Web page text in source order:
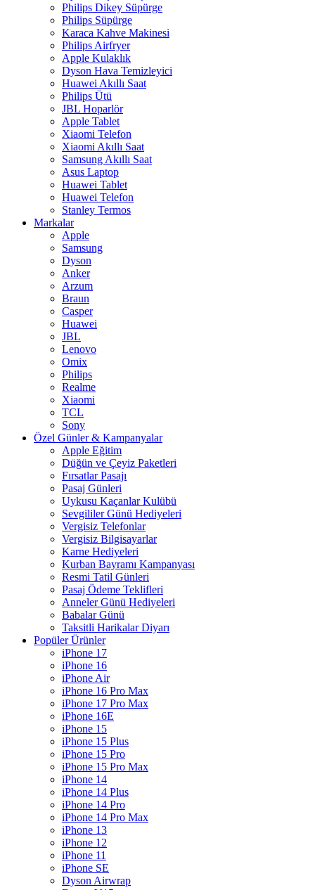
Philips Dikey Süpürge
Philips Süpürge
Karaca Kahve Makinesi
Philips Airfryer
Apple Kulaklık
Dyson Hava Temizleyici
Huawei Akıllı Saat
Philips Ütü
JBL Hoparlör
Apple Tablet
Xiaomi Telefon
Xiaomi Akıllı Saat
Samsung Akıllı Saat
Asus Laptop
Huawei Tablet
Huawei Telefon
Stanley Termos
Markalar
Apple
Samsung
Dyson
Anker
Arzum
Braun
Casper
Huawei
JBL
Lenovo
Omix
Philips
Realme
Xiaomi
TCL
Sony
Özel Günler & Kampanyalar
Apple Eğitim
Düğün ve Çeyiz Paketleri
Fırsatlar Pasajı
Pasaj Günleri
Uykusu Kaçanlar Kulübü
Sevgililer Günü Hediyeleri
Vergisiz Telefonlar
Vergisiz Bilgisayarlar
Karne Hediyeleri
Kurban Bayramı Kampanyası
Resmi Tatil Günleri
Pasaj Ödeme Teklifleri
Anneler Günü Hediyeleri
Babalar Günü
Taksitli Harikalar Diyarı
Popüler Ürünler
iPhone 17
iPhone 16
iPhone Air
iPhone 16 Pro Max
iPhone 17 Pro Max
iPhone 16E
iPhone 15
iPhone 15 Plus
iPhone 15 Pro
iPhone 15 Pro Max
iPhone 14
iPhone 14 Plus
iPhone 14 Pro
iPhone 14 Pro Max
iPhone 13
iPhone 12
iPhone 11
iPhone SE
Dyson Airwrap